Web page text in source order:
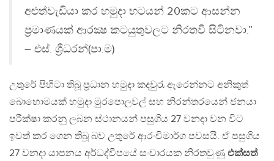
අළුත්වැඩියා කර හමුදා භටයන් 20කට ආසන්න
ප්‍රමාණයක් ආරක්‍ෂ කටයුතුවලට නිරතවී සිටිනවා.”
– එස්. ශ්‍රීධරන්(පා.ම)
උතුරේ පිහිටා තිබූ ප්‍රධාන හමුදා කදවුරැ ඇරෙන්නට අනිකුත්
බොහොමයක් හමුදා මුරපොලවල් සහ නිරන්තරයෙන් ජනයා
පරීක්ෂා කරනු ලබන ස්ථානයන් පසුගිය 27 වනදා වන විට
ඉවත් කර ගෙන තිබූ බව උතුරේ ආරංචිමාර්ග පවසයි. ඒ පසුගිය
27 වනදා යාපනය අර්ධද්වීපයේ සංචාරයක නිරතවුණු එක්සත්